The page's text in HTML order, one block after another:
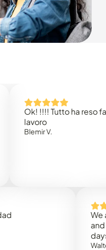
Ok! !!!! Tutto ha reso facile il
We
and got
days.
Walter S.